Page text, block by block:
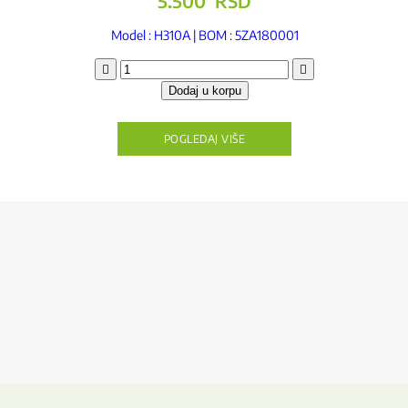
Model : H310A | BOM : 5ZA180001
Pretkomora
količina Dodaj u korpu
POGLEDAJ VIŠE